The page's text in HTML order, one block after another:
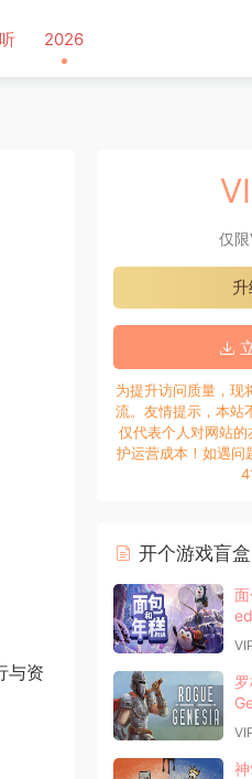
2026
与资
仅
为提升访问质量，现
流。友情提示，本站
仅代表个人对网站
护运营成本！如遇问
开个游戏盲盒